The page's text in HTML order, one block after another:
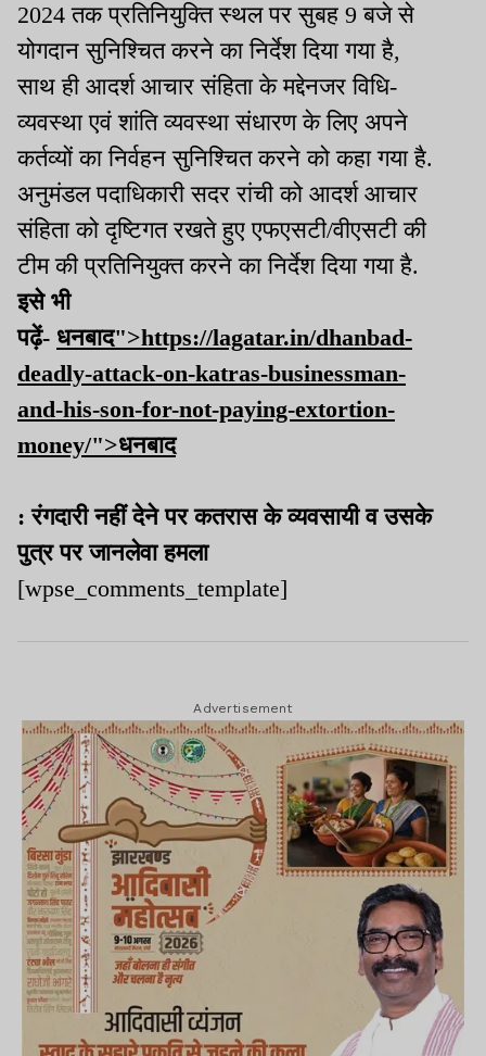
2024 तक प्रतिनियुक्ति स्थल पर सुबह 9 बजे से
योगदान सुनिश्चित करने का निर्देश दिया गया है,
साथ ही आदर्श आचार संहिता के मद्देनजर विधि-
व्यवस्था एवं शांति व्यवस्था संधारण के लिए अपने
कर्तव्यों का निर्वहन सुनिश्चित करने को कहा गया है.
अनुमंडल पदाधिकारी सदर रांची को आदर्श आचार
संहिता को दृष्टिगत रखते हुए एफएसटी/वीएसटी की
टीम की प्रतिनियुक्त करने का निर्देश दिया गया है.
इसे भी
पढ़ें- धनबाद">https://lagatar.in/dhanbad-
deadly-attack-on-katras-businessman-
and-his-son-for-not-paying-extortion-
money/">धनबाद
: रंगदारी नहीं देने पर कतरास के व्यवसायी व उसके
पुत्र पर जानलेवा हमला
[wpse_comments_template]
Advertisement